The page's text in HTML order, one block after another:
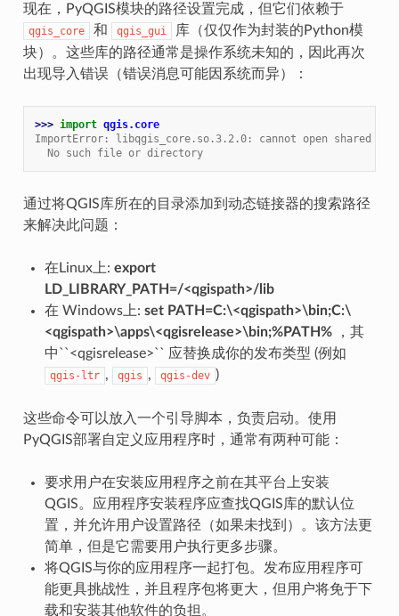
现在，PyQGIS模块的路径设置完成，但它们依赖于
qgis_core 和 qgis_gui
库（仅仅作为封装的Python模
块）。这些库的路径通常是操作系统未知的，因此再次
出现导入错误（错误消息可能因系统而异）：
>>> import qgis.core
ImportError: libqgis_core.so.3.2.0: cannot open shared
  No such file or directory
通过将QGIS库所在的目录添加到动态链接器的搜索路径
来解决此问题：
在Linux上: export
LD_LIBRARY_PATH=/<qgispath>/lib
在 Windows上: set PATH=C:\<qgispath>\bin;C:\
<qgispath>\apps\<qgisrelease>\bin;%PATH%，其
中``<qgisrelease>`` 应替换成你的发布类型 (例如
qgis-ltr , qgis , qgis-dev )
这些命令可以放入一个引导脚本，负责启动。使用
PyQGIS部署自定义应用程序时，通常有两种可能：
要求用户在安装应用程序之前在其平台上安装
QGIS。应用程序安装程序应查找QGIS库的默认位
置，并允许用户设置路径（如果未找到）。该方法更
简单，但是它需要用户执行更多步骤。
将QGIS与你的应用程序一起打包。发布应用程序可
能更具挑战性，并且程序包将更大，但用户将免于下
载和安装其他软件的负担。